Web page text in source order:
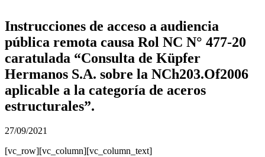
Instrucciones de acceso a audiencia
pública remota causa Rol NC N° 477-20
caratulada “Consulta de Küpfer
Hermanos S.A. sobre la NCh203.Of2006
aplicable a la categoría de aceros
estructurales”.
27/09/2021
[vc_row][vc_column][vc_column_text]